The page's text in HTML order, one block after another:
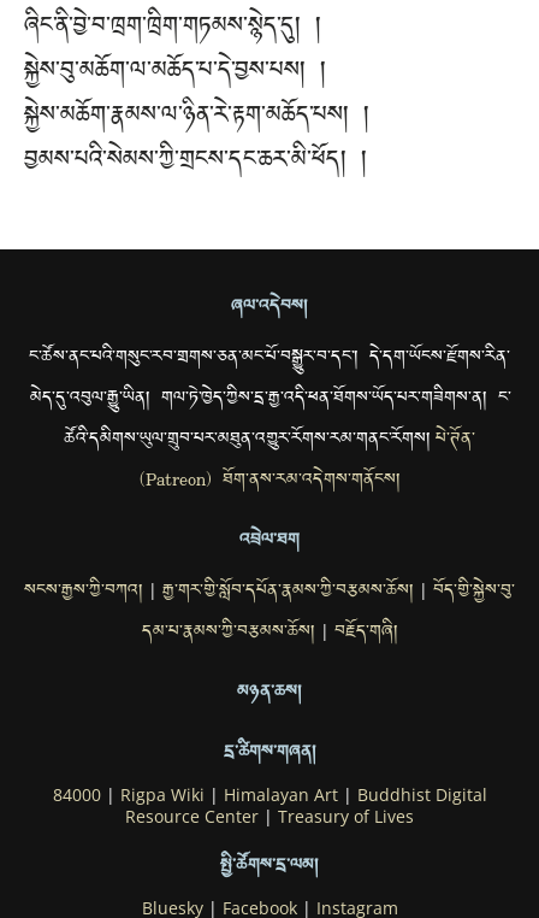
ཞིང་ནི་བྱེ་བ་ཁྲག་ཁྲིག་གཏམས་སྙེད་དུ། །
སྐྱེས་བུ་མཆོག་ལ་མཆོད་པ་དེ་བྱས་པས། །
སྐྱེས་མཆོག་རྣམས་ལ་ཉིན་རེ་རྟག་མཆོད་པས། །
བྱམས་པའི་སེམས་ཀྱི་གྲངས་དང་ཆར་མི་ཕོད། །
ཞལ་འདེབས།
ང་ཚོས་ནང་པའི་གསུང་རབ་གྲགས་ཅན་མང་པོ་བསྒྱུར་བ་དང་། དེ་དག་ཡོངས་རྫོགས་རིན་
མེད་དུ་འབུལ་རྒྱུ་ཡིན། གལ་ཏེ་ཁྱེད་ཀྱིས་དྲ་རྒྱ་འདི་ཕན་ཐོགས་ཡོད་པར་གཟིགས་ན། ང་
ཚོའི་དམིགས་ཡུལ་གྲུབ་པར་མཐུན་འགྱུར་རོགས་རམ་གནང་རོགས།པེ་ཊོན་
(Patreon) ཐོག་ནས་རམ་འདེགས་གནོངས།
འབྲེལ་ཐག
སངས་རྒྱས་ཀྱི་བཀའ། | རྒྱ་གར་གྱི་སློབ་དཔོན་རྣམས་ཀྱི་བརྩམས་ཆོས། | བོད་གྱི་སྐྱེས་བུ་
དམ་པ་རྣམས་ཀྱི་བརྩམས་ཆོས། | བརྗོད་གཞི།
མཉན་ཆས།
དྲ་ཚིགས་གཞན།
84000| Rigpa Wiki | Himalayan Art| Buddhist Digital
Resource Center | Treasury of Lives
སྤྱི་ཚོགས་དྲ་ལམ།
Bluesky| Facebook| Instagram